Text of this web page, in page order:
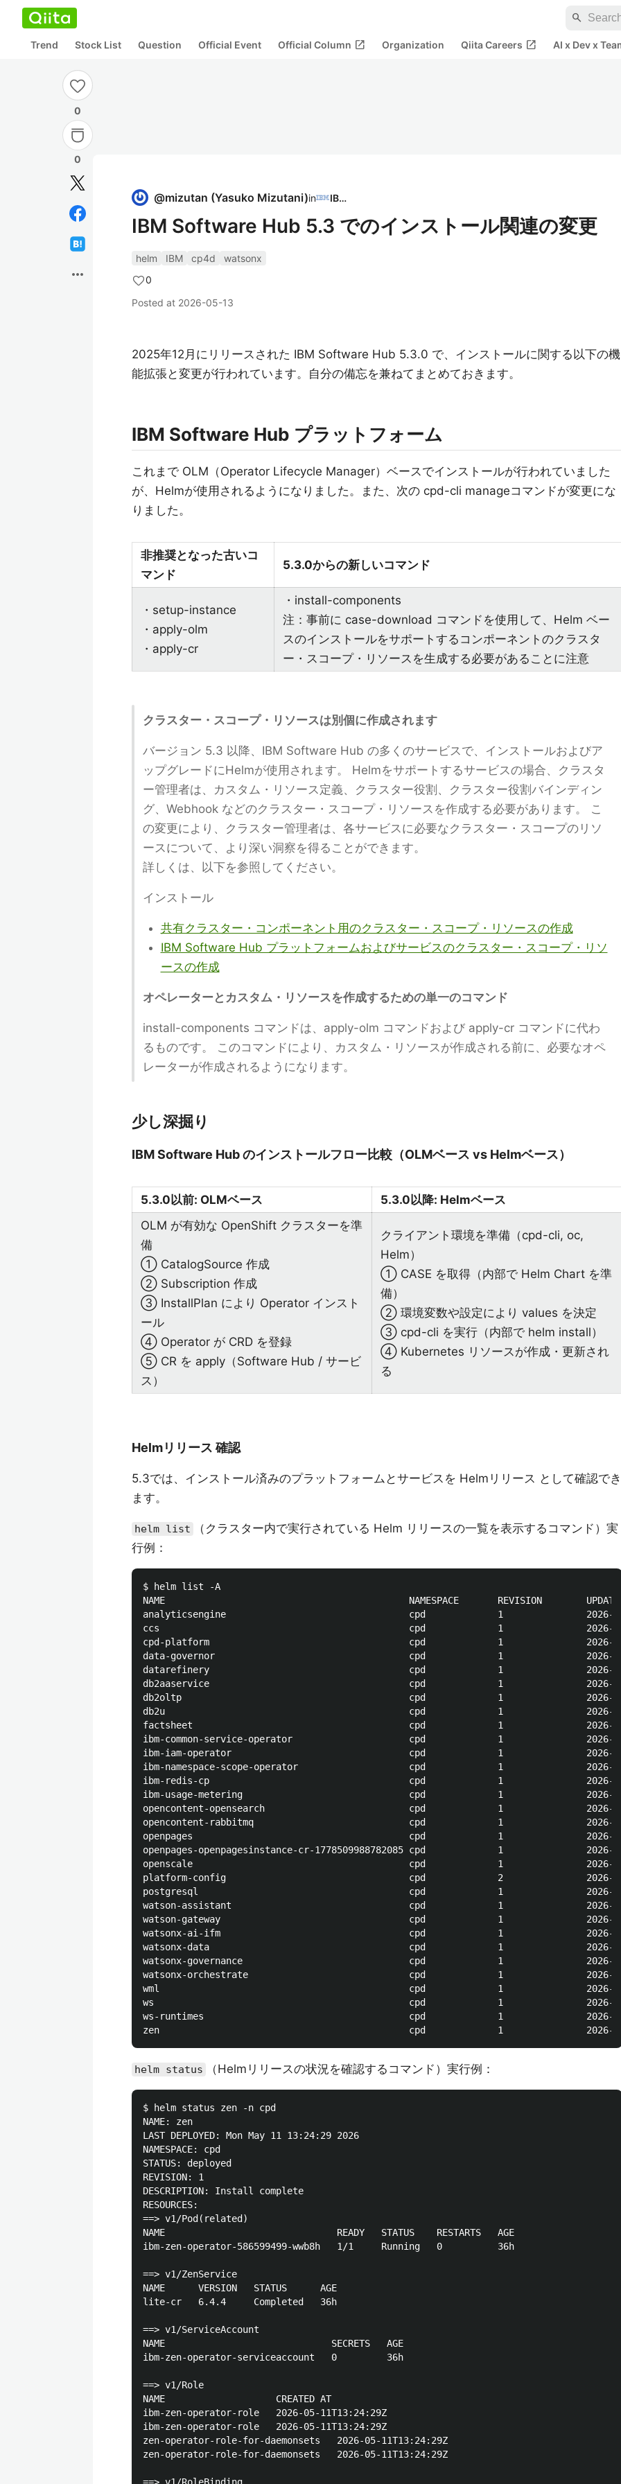
search
Trend Stock List Question Official Event Official Column open_in_new Organization Qiita Careers open_in_new AI x Dev x
0
0
more_horiz
@mizutan (Yasuko Mizutani)in IBM
IBM Software Hub 5.3 でのインストール関連の変更
helm IBM cp4d
watsonx
0
Posted at 2026-05-13
2025年12月にリリースされた IBM Software Hub 5.3.0 で、インストールに関する以下の機
能拡張と変更が行われています。自分の備忘を兼ねてまとめておきます。
IBM Software Hub プラットフォーム
これまで OLM（Operator Lifecycle Manager）ベースでインストールが行われていました
が、Helmが使用されるようになりました。また、次の cpd-cli manageコマンドが変更にな
りました。
非推奨となった古いコ
マンド
5.3.0からの新しいコマンド
・setup-instance
・apply-olm
・apply-cr
・install-components
注：事前に case-download コマンドを使用して、Helm ベー
スのインストールをサポートするコンポーネントのクラスタ
ー・スコープ・リソースを生成する必要があることに注意
クラスター・スコープ・リソースは別個に作成されます
バージョン 5.3 以降、IBM Software Hub の多くのサービスで、インストールおよびア
ップグレードにHelmが使用されます。 Helmをサポートするサービスの場合、クラスタ
ー管理者は、カスタム・リソース定義、クラスター役割、クラスター役割バインディン
グ、Webhook などのクラスター・スコープ・リソースを作成する必要があります。 こ
の変更により、クラスター管理者は、各サービスに必要なクラスター・スコープのリソ
ースについて、より深い洞察を得ることができます。
詳しくは、以下を参照してください。
インストール
共有クラスター・コンポーネント用のクラスター・スコープ・リソースの作成
IBM Software Hub プラットフォームおよびサービスのクラスター・スコープ・リソ
ースの作成
オペレーターとカスタム・リソースを作成するための単一のコマンド
install-components コマンドは、apply-olm コマンドおよび apply-cr コマンドに代わ
るものです。 このコマンドにより、カスタム・リソースが作成される前に、必要なオペ
レーターが作成されるようになります。
少し深掘り
IBM Software Hub のインストールフロー比較（OLMベース vs Helmベース）
5.3.0以前: OLMベース
5.3.0以降: Helmベース
OLM が有効な OpenShift クラスターを準
備
① CatalogSource 作成
② Subscription 作成
③ InstallPlan により Operator インスト
ール
④ Operator が CRD を登録
⑤ CR を apply（Software Hub / サービ
ス）
クライアント環境を準備（cpd-cli, oc,
Helm）
① CASE を取得（内部で Helm Chart を準
備）
② 環境変数や設定により values を決定
③ cpd-cli を実行（内部で helm install）
④ Kubernetes リソースが作成・更新され
る
Helmリリース 確認
5.3では、インストール済みのプラットフォームとサービスを Helmリリース として確認でき
ます。
helm list
（クラスター内で実行されている Helm リリースの一覧を表示するコマンド）実
行例：
$ helm list -A
NAME                                            NAMESPACE       REVISION
analyticsengine                                 cpd             1               2026-05-11
ccs                                             cpd             1               2026-05-11
cpd-platform                                    cpd             1               2026-05-11
data-governor                                   cpd             1               2026-05-11
datarefinery                                    cpd             1               2026-05-11
db2aaservice                                    cpd             1               2026-05-11
db2oltp                                         cpd             1               2026-05-11
db2u                                            cpd             1               2026-05-11
factsheet                                       cpd             1               2026-05-11
ibm-common-service-operator                     cpd             1               2026-05-11
ibm-iam-operator                                cpd             1               2026-05-11
ibm-namespace-scope-operator                    cpd             1               2026-05-11
ibm-redis-cp                                    cpd             1               2026-05-11
ibm-usage-metering                              cpd             1               2026-05-11
opencontent-opensearch                          cpd             1               2026-05-11
opencontent-rabbitmq                            cpd             1               2026-05-11
openpages                                       cpd             1               2026-05-11
openpages-openpagesinstance-cr-1778509988782085 cpd             1
openscale                                       cpd             1               2026-05-11
platform-config                                 cpd             2               2026-05-11
postgresql                                      cpd             1               2026-05-11
watson-assistant                                cpd             1               2026-05-11
watson-gateway                                  cpd             1               2026-05-11
watsonx-ai-ifm                                  cpd             1               2026-05-11
watsonx-data                                    cpd             1               2026-05-11
watsonx-governance                              cpd             1               2026-05-11
watsonx-orchestrate                             cpd             1               2026-05-11
wml                                             cpd             1               2026-05-11
ws                                              cpd             1               2026-05-11
ws-runtimes                                     cpd             1               2026-05-11
helm status （Helmリリースの状況を確認するコマンド）実行例：
$ helm status zen -n cpd
NAME: zen
LAST DEPLOYED: Mon May 11 13:24:29 2026
NAMESPACE: cpd
STATUS: deployed
REVISION: 1
DESCRIPTION: Install complete
RESOURCES:
==> v1/Pod(related)
NAME                               READY   STATUS    RESTARTS   AGE
ibm-zen-operator-586599499-wwb8h   1/1     Running   0          36h
==> v1/ZenService
NAME      VERSION   STATUS      AGE
lite-cr   6.4.4     Completed   36h
==> v1/ServiceAccount
NAME                              SECRETS   AGE
ibm-zen-operator-serviceaccount   0         36h
==> v1/Role
NAME                    CREATED AT
ibm-zen-operator-role   2026-05-11T13:24:29Z
ibm-zen-operator-role   2026-05-11T13:24:29Z
zen-operator-role-for-daemonsets   2026-05-11T13:24:29Z
zen-operator-role-for-daemonsets   2026-05-11T13:24:29Z